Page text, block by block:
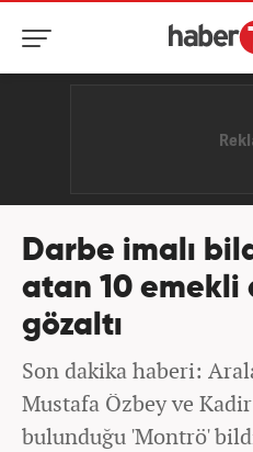
Darbe imalı
atan 10 emekli
gözaltı
Son dakika haberi:
Mustafa Özbey ve Kadir
bulunduğu 'Montrö'